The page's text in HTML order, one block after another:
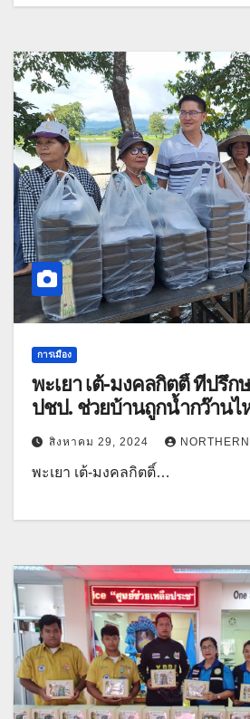
การเมือง
พะเยา เต้-มงคลกิตติ์ ที่ปรึ
ปชป. ช่วยบ้านถูกน้ำกว๊านไ
สิงหาคม 29, 2024 NORTHERN
พะเยา เต้-มงคลกิตติ์…